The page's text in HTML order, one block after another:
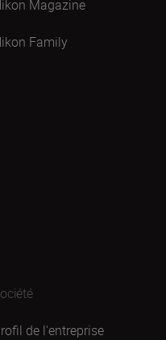
Magazine
Family
de l'entreprise